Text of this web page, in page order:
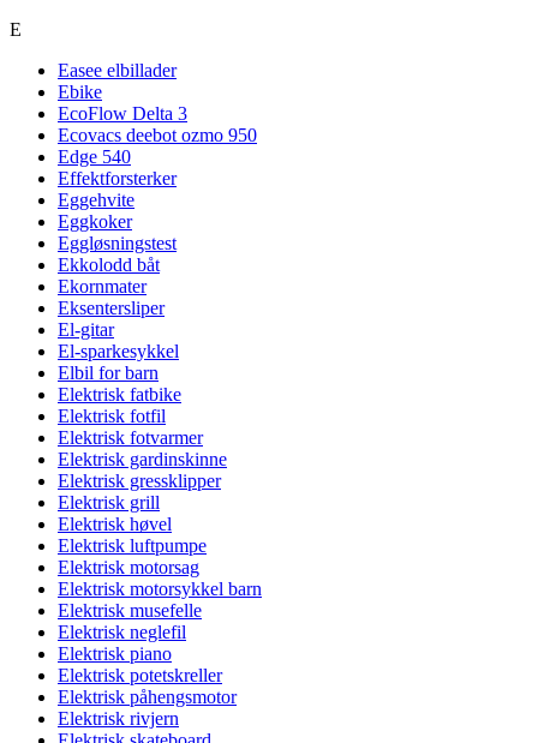
E
Easee elbillader
Ebike
EcoFlow Delta 3
Ecovacs deebot ozmo 950
Edge 540
Effektforsterker
Eggehvite
Eggkoker
Eggløsningstest
Ekkolodd båt
Ekornmater
Eksentersliper
El-gitar
El-sparkesykkel
Elbil for barn
Elektrisk fatbike
Elektrisk fotfil
Elektrisk fotvarmer
Elektrisk gardinskinne
Elektrisk gressklipper
Elektrisk grill
Elektrisk høvel
Elektrisk luftpumpe
Elektrisk motorsag
Elektrisk motorsykkel barn
Elektrisk musefelle
Elektrisk neglefil
Elektrisk piano
Elektrisk potetskreller
Elektrisk påhengsmotor
Elektrisk rivjern